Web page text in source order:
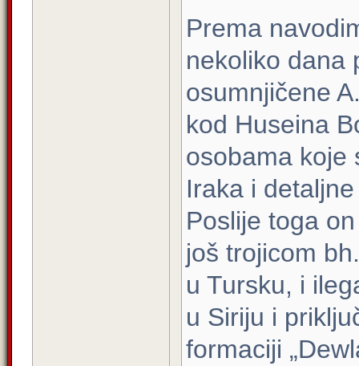
Prema
nekoliko dana
osumnjičene
kod Huseina
osobama koje
Iraka i
Poslije toga
još trojicom
u Tursku, i
u Siriju i
formaciji